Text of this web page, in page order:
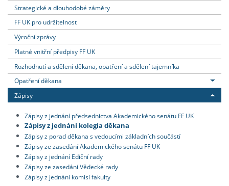
Strategické a dlouhodobé záměry
FF UK pro udržitelnost
Výroční zprávy
Platné vnitřní předpisy FF UK
Rozhodnutí a sdělení děkana, opatření a sdělení tajemníka
Opatření děkana
Zápisy
Zápisy z jednání předsednictva Akademického senátu FF UK
Zápisy z jednání kolegia děkana
Zápisy z porad děkana s vedoucími základních součástí
Zápisy ze zasedání Akademického senátu FF UK
Zápisy z jednání Ediční rady
Zápisy ze zasedání Vědecké rady
Zápisy z jednání komisí fakulty